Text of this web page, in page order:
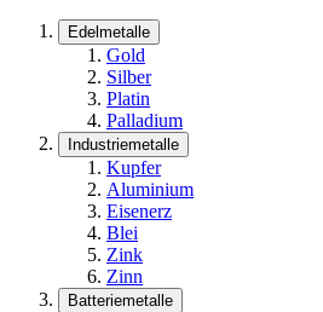
Edelmetalle
Gold
Silber
Platin
Palladium
Industriemetalle
Kupfer
Aluminium
Eisenerz
Blei
Zink
Zinn
Batteriemetalle